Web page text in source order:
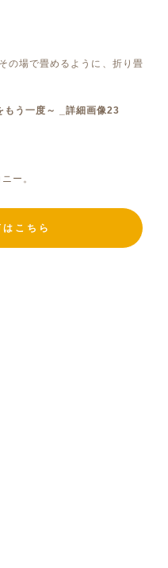
の場で畳めるように、折り畳
ー。
こちら